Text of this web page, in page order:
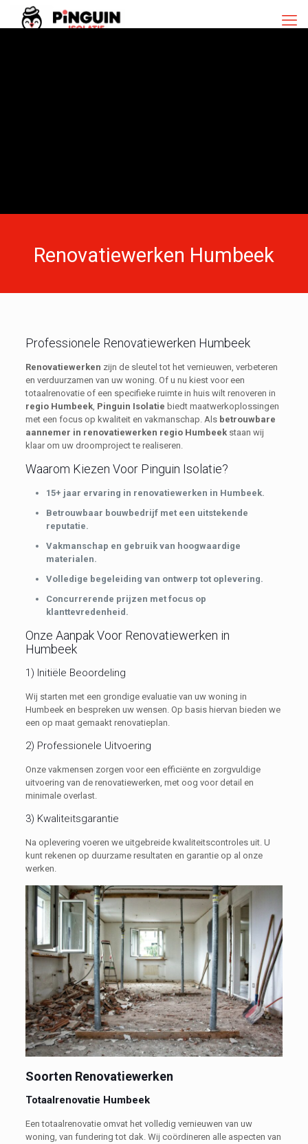
Renovatiewerken Humbeek
Professionele Renovatiewerken Humbeek
Renovatiewerken zijn de sleutel tot het vernieuwen, verbeteren
en verduurzamen van uw woning. Of u nu kiest voor een
totaalrenovatie of een specifieke ruimte in huis wilt renoveren in
regio Humbeek, Pinguin Isolatie biedt maatwerkoplossingen
met een focus op kwaliteit en vakmanschap. Als betrouwbare
aannemer in renovatiewerken regio Humbeekstaan wij
klaar om uw droomproject te realiseren.
Waarom Kiezen Voor Pinguin Isolatie?
15+ jaar ervaring in renovatiewerken in Humbeek.
Betrouwbaar bouwbedrijf met een uitstekende
reputatie.
Vakmanschap en gebruik van hoogwaardige
materialen.
Volledige begeleiding van ontwerp tot oplevering.
Concurrerende prijzen met focus op
klanttevredenheid.
Onze Aanpak Voor Renovatiewerken in
Humbeek
1) Initiële Beoordeling
Wij starten met een grondige evaluatie van uw woning in
Humbeek en bespreken uw wensen. Op basis hiervan bieden we
een op maat gemaakt renovatieplan.
2) Professionele Uitvoering
Onze vakmensen zorgen voor een efficiënte en zorgvuldige
uitvoering van de renovatiewerken, met oog voor detail en
minimale overlast.
3) Kwaliteitsgarantie
Na oplevering voeren we uitgebreide kwaliteitscontroles uit. U
kunt rekenen op duurzame resultaten en garantie op al onze
werken.
Soorten Renovatiewerken
Totaalrenovatie Humbeek
Een totaalrenovatie omvat het volledig vernieuwen van uw
woning, van fundering tot dak. Wij coördineren alle aspecten van